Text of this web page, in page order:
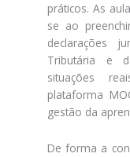
práticos. As
se ao
declarações
Tributária e
situações
plataforma
gestão da
De forma a